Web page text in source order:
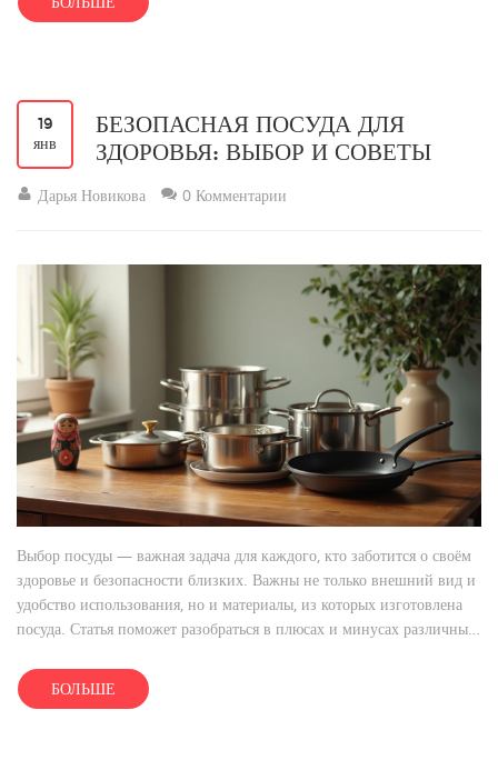
стеклянная посуда для нагрева.
19
янв
БЕЗОПАСНАЯ ПОСУДА ДЛЯ
ЗДОРОВЬЯ: ВЫБОР И СОВЕТЫ
Дарья Новикова 0 Комментарии
Выбор посуды — важная задача для каждого, кто заботится о своём
здоровье и безопасности близких. Важны не только внешний вид и
удобство использования, но и материалы, из которых изготовлена
посуда. Статья поможет разобраться в плюсах и минусах различных
для вашего дома. Необходимо учитывать такие аспекты, как
воздействие материалов на здоровье, особенности ухода за посудой
БОЛЬШЕ